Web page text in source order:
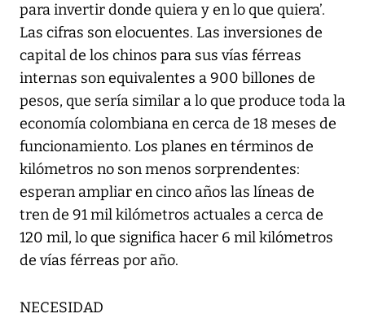
para invertir donde quiera y en lo que quiera’.
Las cifras son elocuentes. Las inversiones de
capital de los chinos para sus vías férreas
internas son equivalentes a 900 billones de
pesos, que sería similar a lo que produce toda la
economía colombiana en cerca de 18 meses de
funcionamiento. Los planes en términos de
kilómetros no son menos sorprendentes:
esperan ampliar en cinco años las líneas de
tren de 91 mil kilómetros actuales a cerca de
120 mil, lo que significa hacer 6 mil kilómetros
de vías férreas por año.
NECESIDAD